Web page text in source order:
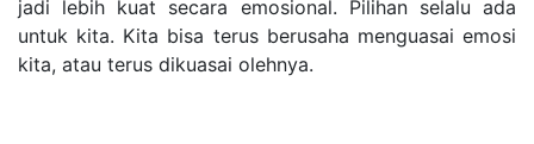
jadi lebih kuat secara emosional. Pilihan selalu ada
untuk kita. Kita bisa terus berusaha menguasai emosi
kita, atau terus dikuasai olehnya.